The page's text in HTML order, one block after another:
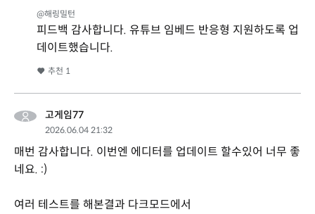
@해링밀턴
피드백 감사합니다. 유튜브 임베드 반응형 지원하도록 업
데이트했습니다.
추천 1
고게임77
2026.06.04 21:32
매번 감사합니다. 이번엔 에디터를 업데이트 할수있어 너무 좋
네요. :)
여러 테스트를 해본결과 다크모드에서